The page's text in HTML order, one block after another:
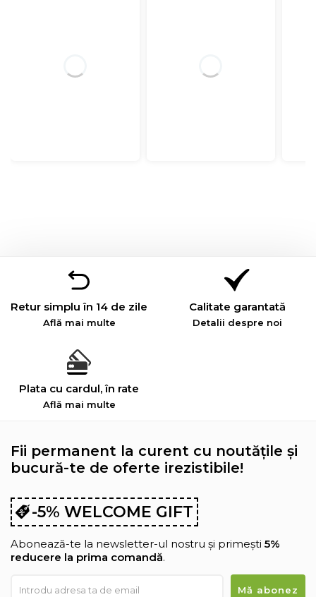
Retur simplu în 14 de zile
Află mai multe
Calitate garantată
Detalii despre noi
Plata cu cardul, în rate
Află mai multe
Fii permanent la curent cu noutățile și
bucură-te de oferte irezistibile!
-5% WELCOME GIFT
Abonează-te la newsletter-ul nostru și primești 5%
reducere la prima comandă.